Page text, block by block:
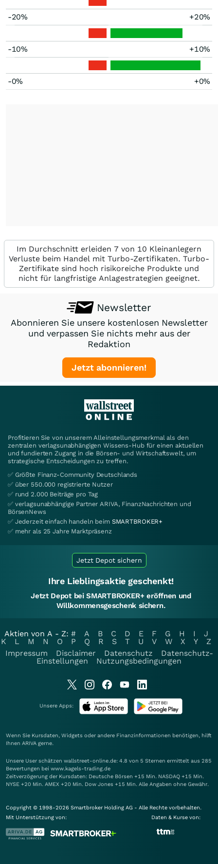
-20% +20%
-10% +10%
-0% +0%
Im Durchschnitt erleiden 7 von 10 Kleinanlegern
Verluste beim Handel mit Turbo-Zertifikaten. Turbo-
Zertifikate sind hoch risikoreiche Produkte und
nicht für langfristige Anlagestrategien geeignet.
Newsletter
Abonnieren Sie unsere kostenlosen Newsletter
und verpassen Sie nichts mehr aus der
Redaktion
Jetzt abonnieren!
Profitieren Sie von unserem Alleinstellungsmerkmal als den
zentralen verlagsunabhängigen Wissens-Hub für einen aktuellen
und fundierten Zugang in die Börsen- und Wirtschaftswelt, um
strategische Entscheidungen zu treffen.
✅ Größte Finanz-Community Deutschlands
✅ über 550.000 registrierte Nutzer
✅ rund 2.000 Beiträge pro Tag
✅ verlagsunabhängige Partner ARIVA, FinanzNachrichten und
BörsenNews
✅ Jederzeit einfach handeln beim SMARTBROKER+
✅ mehr als 25 Jahre Marktpräsenz
Jetzt Depot sichern
Ihre Lieblingsaktie geschenkt!
Jetzt Depot bei SMARTBROKER+ eröffnen und
Willkommensgeschenk sichern.
Aktien von A - Z: # A B C D E F G H I
J
K
L M N O P Q R S T U V W X Y
Z
Impressum
Disclaimer Datenschutz
Datenschutz-
Einstellungen
Nutzungsbedingungen
Unsere Apps:
Wenn Sie Kursdaten, Widgets oder andere Finanzinformationen benötigen, hilft
Ihnen ARIVA gerne.
Unsere User schätzen wallstreet-online.de: 4.8 von 5 Sternen ermittelt aus 285
Bewertungen bei www.kagels-trading.de
Zeitverzögerung der Kursdaten: Deutsche Börsen +15 Min. NASDAQ +15 Min.
NYSE +20 Min. AMEX +20 Min. Dow Jones +15 Min. Alle Angaben ohne Gewähr.
Copyright © 1998-2026 Smartbroker Holding AG - Alle Rechte vorbehalten.
Mit Unterstützung von:
Daten & Kurse von: